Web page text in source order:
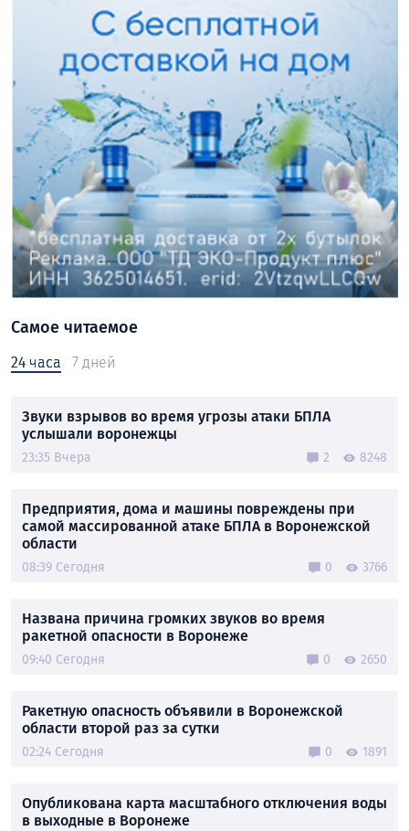
Самое читаемое
24 часа 7 дней
Звуки взрывов во время угрозы атаки БПЛА
услышали воронежцы
23:35 Вчера 2 8248
Предприятия, дома и машины повреждены при
самой массированной атаке БПЛА в Воронежской
области
08:39 Сегодня 0 3766
Названа причина громких звуков во время
ракетной опасности в Воронеже
09:40 Сегодня 0 2650
Ракетную опасность объявили в Воронежской
области второй раз за сутки
02:24 Сегодня 0 1891
Опубликована карта масштабного отключения воды
в выходные в Воронеже